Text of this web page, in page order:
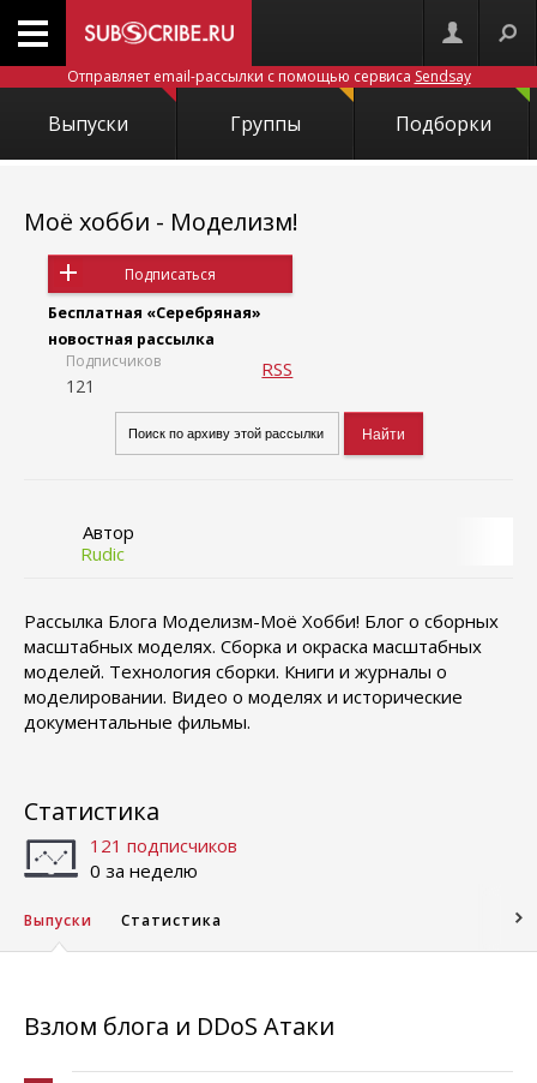
Отправляет email-рассылки с помощью сервиса Sendsay
Выпуски Группы Подборки
Моё хобби - Моделизм!
Подписаться
Бесплатная «Серебряная»
новостная рассылка
Подписчиков
121
RSS
Автор
Rudic
Рассылка Блога Моделизм-Моё Хобби! Блог о сборных
масштабных моделях. Сборка и окраска масштабных
моделей. Технология сборки. Книги и журналы о
моделировании. Видео о моделях и исторические
документальные фильмы.
Статистика
121 подписчиков
0 за неделю
Выпуски Статистика
Взлом блога и DDoS Атаки